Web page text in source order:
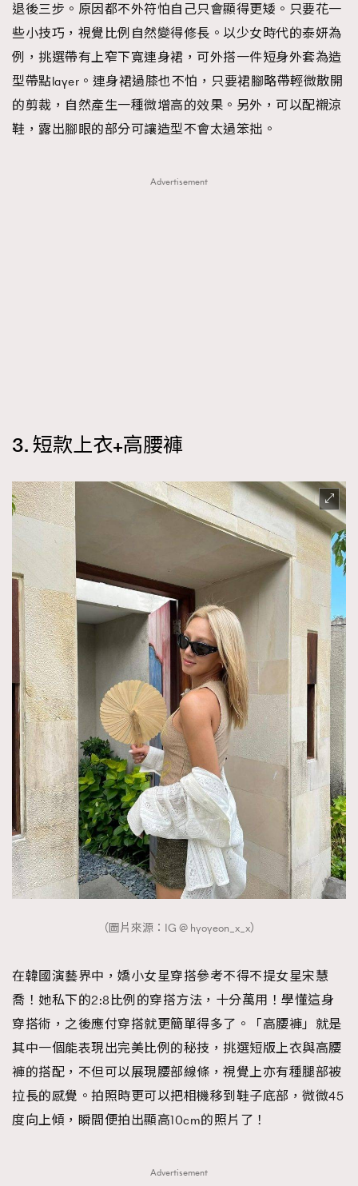
AFrenchMind
DressLikeAParisienne
EmpowerF
FashionWeek FigaroAesthetic
退後三步。原因都不外符怕自己只會顯得更矮。只要花一
些小技巧，視覺比例自然變得修長。以少女時代的泰妍為
例，挑選帶有上窄下寬連身裙，可外搭一件短身外套為造
型帶點layer。連身裙過膝也不怕，只要裙腳略帶輕微散開
的剪裁，自然產生一種微增高的效果。另外，可以配襯涼
鞋，露出腳眼的部分可讓造型不會太過笨拙。
Advertisement
3. 短款上衣+高腰褲
（圖片來源：IG @ hyoyeon_x_x）
在韓國演藝界中，嬌小女星穿搭參考不得不提女星宋慧
喬！她私下的2:8比例的穿搭方法，十分萬用！學懂這身
穿搭術，之後應付穿搭就更簡單得多了。「高腰褲」就是
其中一個能表現出完美比例的秘技，挑選短版上衣與高腰
褲的搭配，不但可以展現腰部線條，視覺上亦有種腿部被
拉長的感覺。拍照時更可以把相機移到鞋子底部，微微45
度向上傾，瞬間便拍出顯高10cm的照片了！
Advertisement